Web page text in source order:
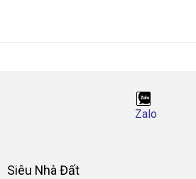
Zalo
Siêu Nhà Đất